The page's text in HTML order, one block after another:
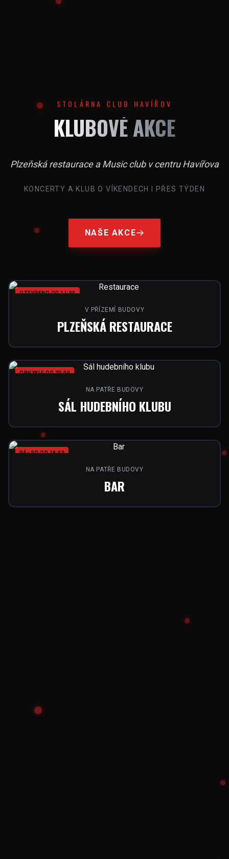
STOLÁRNA CLUB HAVÍŘOV
KLUBOVÉ AKCE
Plzeňská restaurace a Music club v centru Havířova
KONCERTY A KLUB O VÍKENDECH I PŘES TÝDEN
NAŠE AKCE
OTEVŘENO OD 11:00
V PŘÍZEMÍ BUDOVY
PLZEŇSKÁ RESTAURACE
OBVYKLE OD 20:00
NA PATŘE BUDOVY
SÁL HUDEBNÍHO KLUBU
PÁ–SO OD 19:00
NA PATŘE BUDOVY
BAR